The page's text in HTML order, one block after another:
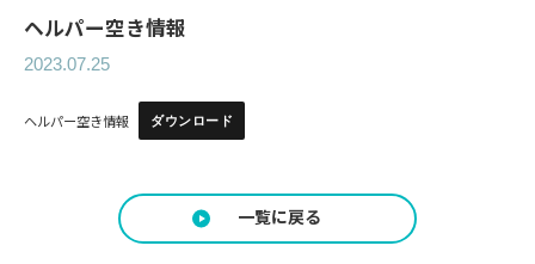
ヘルパー空き情報
2023.07.25
ヘルパー空き情報 ダウンロード
一覧に戻る